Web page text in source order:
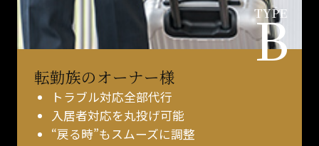
転勤族のオーナー様
トラブル対応全部代行
入居者対応を丸投げ可能
“戻る時”もスムーズに調整
TYPE
B